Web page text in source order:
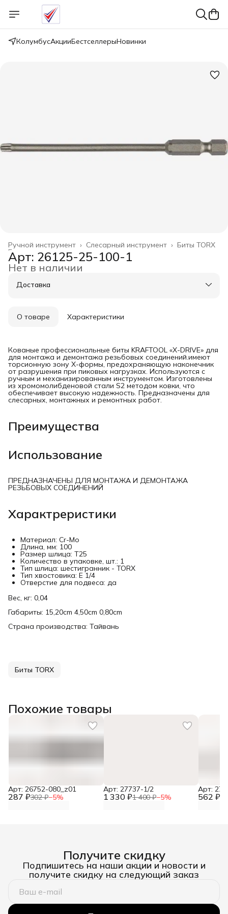
КолумбусАкцииБестселлерыНовинки
Биты TORX
Слесарный инструмент ›
Ручной инструмент ›
Главная ›
Арт: 26125-25-100-1
Нет в наличии
Доставка
О товаре Характеристики
Кованые профессиональные биты KRAFTOOL «X-DRIVE» для
для монтажа и демонтажа резьбовых соединений.имеют
торсионную зону Х-формы, предохраняющую наконечник
от разрушения при пиковых нагрузках. Используются с
ручным и механизированным инструментом. Изготовлены
из хромомолибденовой стали S2 методом ковки, что
обеспечивает высокую надежность. Предназначены для
слесарных, монтажных и ремонтных работ.
Преимущества
Использование
ПРЕДНАЗНАЧЕНЫ ДЛЯ МОНТАЖА И ДЕМОНТАЖА
РЕЗЬБОВЫХ СОЕДИНЕНИЙ
Характреристики
Материал: Cr-Mo
Длина, мм: 100
Размер шлица: Т25
Количество в упаковке, шт.: 1
Тип шлица: шестигранник - TORX
Тип хвостовика: E 1/4
Отверстие для подвеса: да
Вес, кг: 0,04
Габариты: 15,20cm 4,50cm 0,80cm
Страна производства: Тайвань
Биты TORX
Похожие товары
287 ₽302 ₽−5%
Арт: 26752-080_z01
1 330 ₽1 400 ₽−5%
Арт: 27737-1/2
562 ₽
Арт:
Получите скидку
Подпишитесь на наши акции и новости и
получите скидку на следующий заказ